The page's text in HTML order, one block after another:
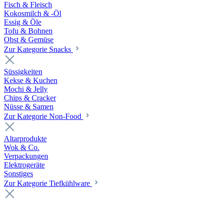
Fisch & Fleisch
Kokosmilch & -Öl
Essig & Öle
Tofu & Bohnen
Obst & Gemüse
Zur Kategorie Snacks
Süssigkeiten
Kekse & Kuchen
Mochi & Jelly
Chips & Cracker
Nüsse & Samen
Zur Kategorie Non-Food
Altarprodukte
Wok & Co.
Verpackungen
Elektrogeräte
Sonstiges
Zur Kategorie Tiefkühlware